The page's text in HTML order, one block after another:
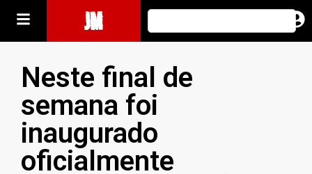
JM
Neste final de
semana foi
inaugurado
oficialmente